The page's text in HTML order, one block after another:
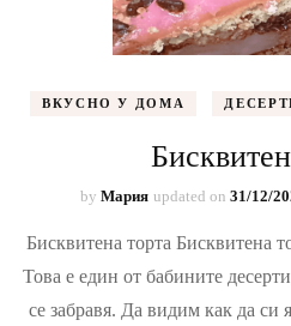
ВКУСНО У ДОМА
by Мария updated on 31/12/
Бисквитена торта Бисквитена
Това е един от бабините
се забравя. Да видим как да си